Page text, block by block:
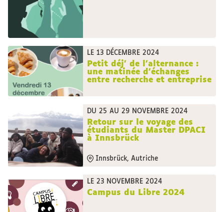
LE 13 DÉCEMBRE 2024
Petit déj’ de l’alternance :
une matinée d’échanges
entre recherche et entreprise
DU 25 AU 29 NOVEMBRE 2024
Retour sur le voyage des
étudiants du Master DPACI
à Innsbrück
Innsbrück, Autriche
LE 23 NOVEMBRE 2024
Campus du Libre 2024